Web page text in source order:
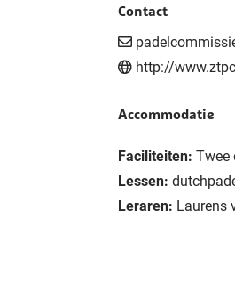
Contact
http://
Accommodatie
Faciliteiten: Twee
Lessen:
Leraren: Laurens